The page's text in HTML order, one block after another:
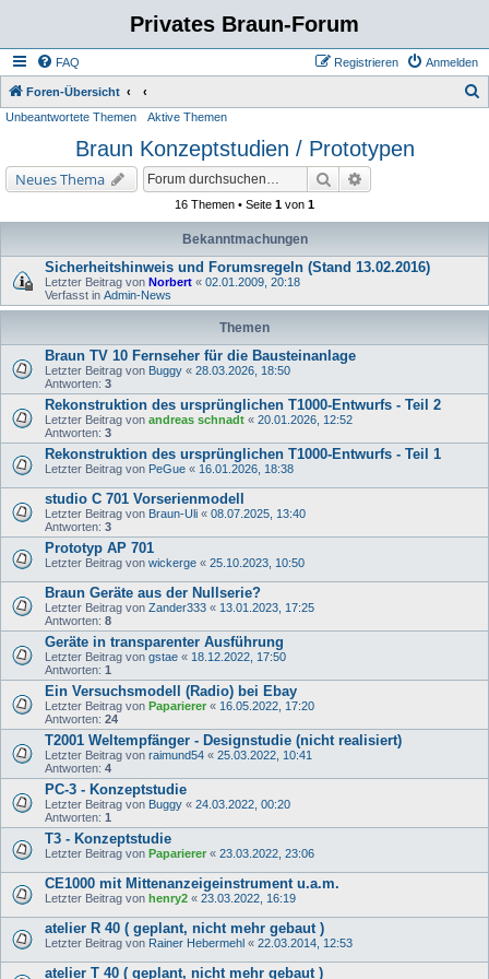
Privates Braun-Forum
FAQ Anmelden
Registrieren
Foren-Übersicht
Unbeantwortete Themen Aktive Themen
Braun Konzeptstudien / Prototypen
Neues Thema Suche
16 Themen • Seite 1 von 1
Bekanntmachungen
Sicherheitshinweis und Forumsregeln (Stand 13.02.2016)
Letzter Beitrag von Norbert « 02.01.2009, 20:18
Verfasst in Admin-News
Themen
Braun TV 10 Fernseher für die Bausteinanlage
Letzter Beitrag von Buggy « 28.03.2026, 18:50
Antworten: 3
Rekonstruktion des ursprünglichen T1000-Entwurfs - Teil 2
Letzter Beitrag von andreas schnadt « 20.01.2026, 12:52
Antworten: 3
Rekonstruktion des ursprünglichen T1000-Entwurfs - Teil 1
Letzter Beitrag von PeGue « 16.01.2026, 18:38
studio C 701 Vorserienmodell
Letzter Beitrag von Braun-Uli « 08.07.2025, 13:40
Antworten: 3
Prototyp AP 701
Letzter Beitrag von wickerge « 25.10.2023, 10:50
Braun Geräte aus der Nullserie?
Letzter Beitrag von Zander333 « 13.01.2023, 17:25
Antworten: 8
Geräte in transparenter Ausführung
Letzter Beitrag von gstae « 18.12.2022, 17:50
Antworten: 1
Ein Versuchsmodell (Radio) bei Ebay
Letzter Beitrag von Paparierer « 16.05.2022, 17:20
Antworten: 24
T2001 Weltempfänger - Designstudie (nicht realisiert)
Letzter Beitrag von raimund54 « 25.03.2022, 10:41
Antworten: 4
PC-3 - Konzeptstudie
Letzter Beitrag von Buggy « 24.03.2022, 00:20
Antworten: 1
T3 - Konzeptstudie
Letzter Beitrag von Paparierer « 23.03.2022, 23:06
CE1000 mit Mittenanzeigeinstrument u.a.m.
Letzter Beitrag von henry2 « 23.03.2022, 16:19
atelier R 40 ( geplant, nicht mehr gebaut )
Letzter Beitrag von Rainer Hebermehl « 22.03.2014, 12:53
atelier T 40 ( geplant, nicht mehr gebaut )